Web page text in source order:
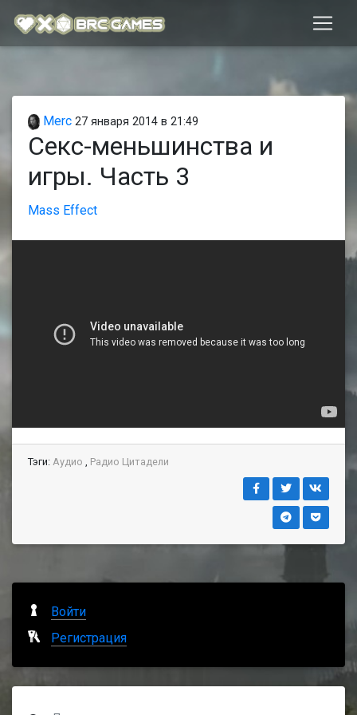
Merc 27 января 2014 в 21:49
Секс-меньшинства и
игры. Часть 3
Mass Effect
Тэги: Аудио , Радио Цитадели
Войти
Регистрация